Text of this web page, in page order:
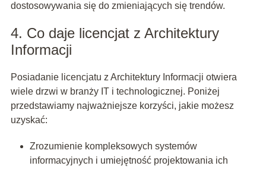
dostosowywania się do zmieniających się trendów.
4. Co daje licencjat z Architektury
Informacji
Posiadanie licencjatu z Architektury Informacji otwiera
wiele drzwi w branży IT i technologicznej. Poniżej
przedstawiamy najważniejsze korzyści, jakie możesz
uzyskać:
Zrozumienie kompleksowych systemów
informacyjnych i umiejętność projektowania ich